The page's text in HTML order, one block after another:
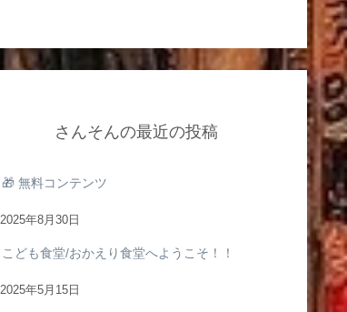
さんそんの最近の投稿
🎁 無料コンテンツ
2025年8月30日
こども食堂/おかえり食堂へようこそ！！
2025年5月15日